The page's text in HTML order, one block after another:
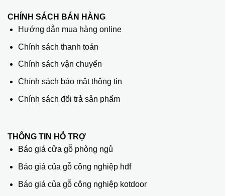
CHÍNH SÁCH BÁN HÀNG
Hướng dẫn mua hàng online
Chính sách thanh toán
Chính sách vận chuyển
Chính sách bảo mật thông tin
Chính sách đổi trả sản phẩm
THÔNG TIN HỖ TRỢ
Báo giá cửa gỗ phòng ngủ
Báo giá của gỗ công nghiệp hdf
Báo giá của gỗ công nghiệp kotdoor